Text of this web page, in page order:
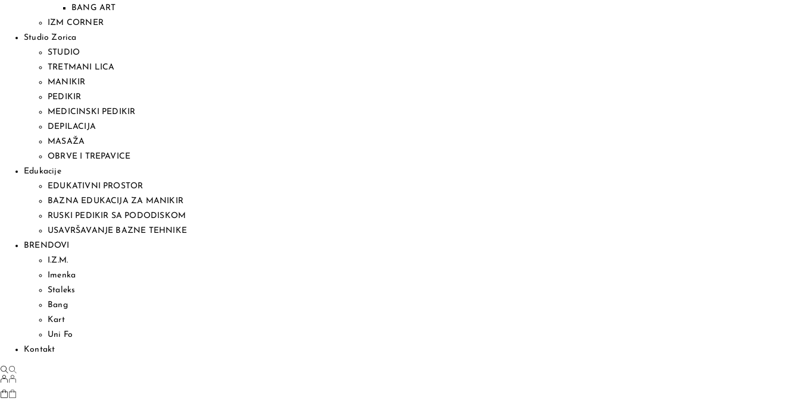
BANG ART
IZM CORNER
Studio Zorica
STUDIO
TRETMANI LICA
MANIKIR
PEDIKIR
MEDICINSKI PEDIKIR
DEPILACIJA
MASAŽA
OBRVE I TREPAVICE
Edukacije
EDUKATIVNI PROSTOR
BAZNA EDUKACIJA ZA MANIKIR
RUSKI PEDIKIR SA PODODISKOM
USAVRŠAVANJE BAZNE TEHNIKE
BRENDOVI
I.Z.M.
Imenka
Staleks
Bang
Kart
Uni Fo
Kontakt